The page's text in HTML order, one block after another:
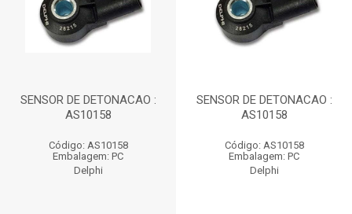
SENSOR DE DETONACAO :
AS10158
Código: AS10158
Embalagem: PC
Delphi
SENSOR DE DETONACAO :
AS10158
Código: AS10158
Embalagem: PC
Delphi